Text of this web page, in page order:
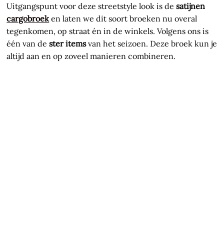
Uitgangspunt voor deze streetstyle look is desatijnen
cargobroek en laten we dit soort broeken nu overal
tegenkomen, op straat én in de winkels. Volgens ons is
één van dester itemsvan het seizoen. Deze broek kun je
altijd aan en op zoveel manieren combineren.